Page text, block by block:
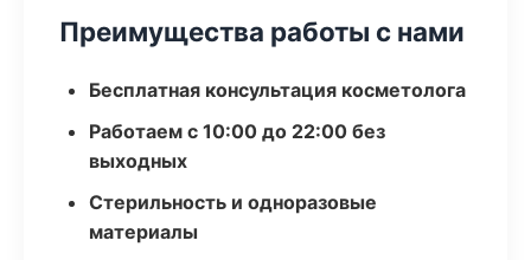
Преимущества работы с нами
Бесплатная консультация косметолога
Работаем с 10:00 до 22:00 без
выходных
Стерильность и одноразовые
материалы